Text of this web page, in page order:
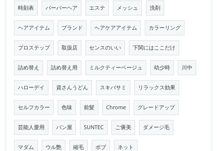
時刻表 バーバーヘア エステ メッシュ 洗剤
ヘアアイテム ブランド ヘアケアアイテム カラーリング
プロステップ 取扱店 センスのいい 下関にはここだけ
詰め替え 詰め替え用 ミルクティーベージュ 幼少時 川中
ハローデイ 資さんうどん スキバサミ リラックス効果
セルフカラー 色味 前髪 Chrome グレードアップ
芸能人愛用 パン屋 SUNTEC ご褒美 ダメージ毛
マダム ウル艶 縮毛 ボブ ネット